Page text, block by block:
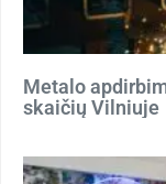
Metalo
skaičių Vilniuje